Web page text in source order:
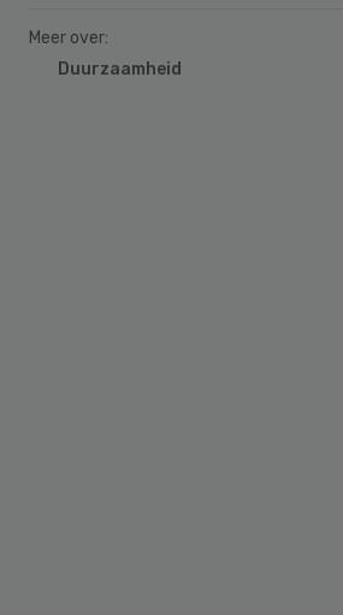
Meer over:
Duurzaamheid